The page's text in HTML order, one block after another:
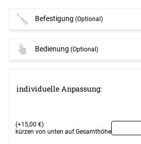
Befestigung(Optional)
(+23,45 EUR)
mit Endstücke Zylinder in Edelstahl-
Weiter
Bedienung(Optional)
individuelle Anpassung:
(+15,00 €)
kürzen von unten auf Gesamthöhe